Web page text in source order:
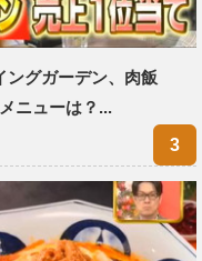
ングガーデン、肉飯
ニューは？...